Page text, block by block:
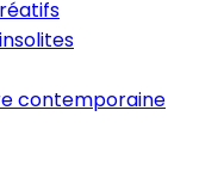
contemporaine